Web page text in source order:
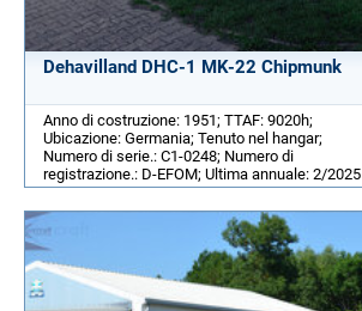
Dehavilland DHC-1 MK-22 Chipmunk
Anno di costruzione: 1951; TTAF: 9020h;
Ubicazione: Germania; Tenuto nel hangar;
Numero di serie.: C1-0248; Numero di
registrazione.: D-EFOM; Ultima annuale: 2/2025